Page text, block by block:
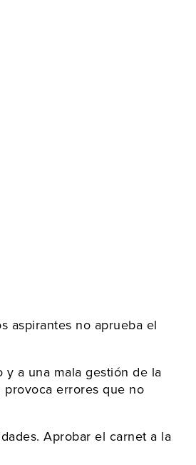
aspirantes no aprueba el
y a una mala gestión de la
errores que no
Aprobar el carnet a la